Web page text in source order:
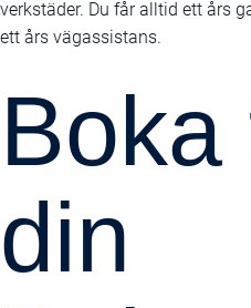
verkstäder. Du får alltid ett års
ett års vägassistans.
din